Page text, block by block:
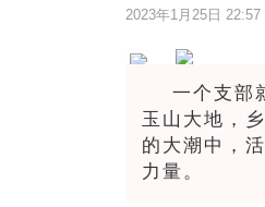
2023年1月25日 22:57
一个支部
玉山大地，
的大潮中，
力量。